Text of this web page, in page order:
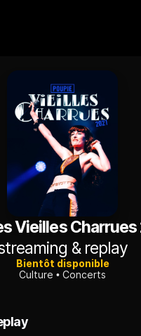
Vieilles Charrues
& replay
Bientôt disponible
Culture
Concerts